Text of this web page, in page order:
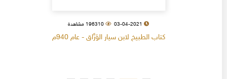
03-04-2021 196310 مشاهدة
كتاب الطبيخ لابن سيار الوَرَّاق - عام 940م